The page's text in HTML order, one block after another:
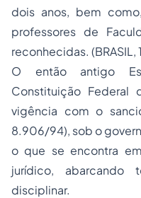
dois anos, bem
professores de
reconhecidas. (BRASIL,
O então antigo
Constituição Federal
vigência com o
8.906/94), sob o
o que se encontra
jurídico,
disciplinar.